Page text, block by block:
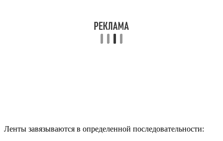
Ленты завязываются в определенной последовательности: